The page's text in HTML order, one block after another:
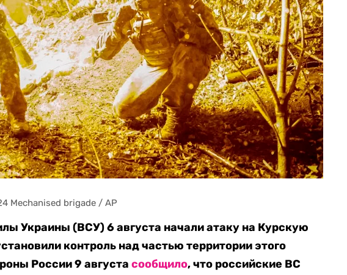
Mechanised brigade / AP
Украины (ВСУ) 6 августа начали атаку на Курскую
контроль над частью территории этого
России 9 августасообщило, что российские ВС